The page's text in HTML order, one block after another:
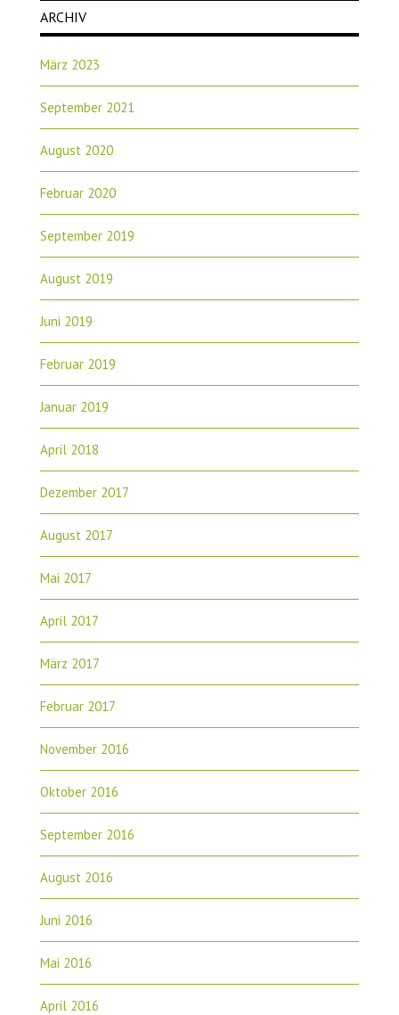
ARCHIV
März 2023
September 2021
August 2020
Februar 2020
September 2019
August 2019
Juni 2019
Februar 2019
Januar 2019
April 2018
Dezember 2017
August 2017
Mai 2017
April 2017
März 2017
Februar 2017
November 2016
Oktober 2016
September 2016
August 2016
Juni 2016
Mai 2016
April 2016